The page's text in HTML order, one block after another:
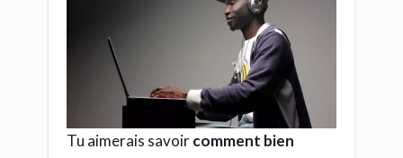
Tu aimerais savoircomment bien